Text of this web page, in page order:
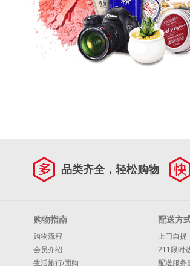
品类齐全，轻松购物
购物指南
购物流程
会员介绍
生活旅行/团购
配送方
上门自提
211限时
配送服务